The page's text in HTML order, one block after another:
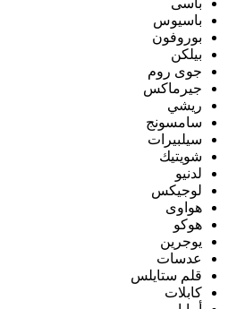
باسى
باسيوس
بوروفون
بيلكن
جوى روم
جيرماكس
ريشي
سامسونج
سيلبيرات
شويتيك
لدنيو
لوجيكس
هواوى
هوكو
يوجرين
عدسات
قلم ستايلس
كابلات